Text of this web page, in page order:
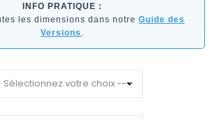
INFO PRATIQUE :
les dimensions dans notre Guide des
Versions